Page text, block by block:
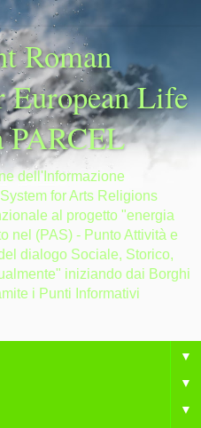
Roman
European Life
PARCEL
dell'Informazione
for Arts Religions
al progetto "energia
nel (PAS) - Punto Attività e
dialogo Sociale, Storico,
iniziando dai Borghi
i Punti Informativi
▼
▼
▼